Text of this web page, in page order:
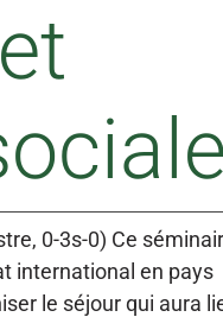
0-3s-0) Ce
international en pays
le séjour qui aura